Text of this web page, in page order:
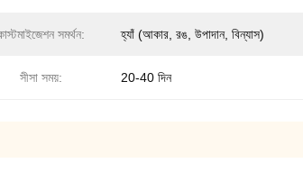
সমর্থন: হ্যাঁ (আকার, রঙ, উপাদান, বিন্যাস)
সীসা সময়: 20-40 দিন